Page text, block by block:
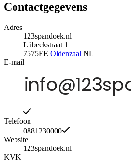
Contactgegevens
Adres
123spandoek.nl
Lübeckstraat 1
7575EE Oldenzaal NL
E-mail
Telefoon
0881230000
Website
123spandoek.nl
KVK